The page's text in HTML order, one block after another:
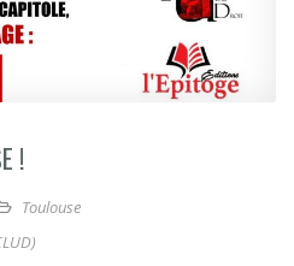
!
Toulouse